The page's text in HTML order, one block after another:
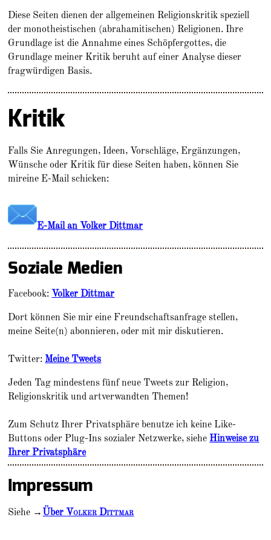
Diese Seiten dienen der allgemeinen Religionskritik speziell
der monotheistischen (abrahamitischen) Religionen. Ihre
Grundlage ist die Annahme eines Schöpfergottes, die
Grundlage meiner Kritik beruht auf einer Analyse dieser
fragwürdigen Basis.
Kritik
Falls Sie Anregungen, Ideen, Vorschläge, Ergänzungen,
Wünsche oder Kritik für diese Seiten haben, können Sie
mireine E-Mail schicken:
E-Mail an Volker Dittmar
Soziale Medien
Facebook:Volker Dittmar
Dort können Sie mir eine Freundschaftsanfrage stellen,
meine Seite(n) abonnieren, oder mit mir diskutieren.
Twitter: Meine Tweets
Jeden Tag mindestens fünf neue Tweets zur Religion,
Religionskritik und artverwandten Themen!
Zum Schutz Ihrer Privatsphäre benutze ich keine Like-
Buttons oder Plug-Ins sozialer Netzwerke, siehe Hinweise zu
Ihrer Privatsphäre
Impressum
Siehe → ÜberVolker Dittmar